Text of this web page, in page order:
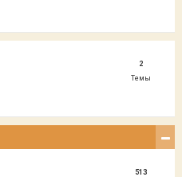
2
Темы
513